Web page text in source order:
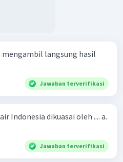
mengambil langsung hasil
Jawaban terverifikasi
Indonesia dikuasai oleh .... a.
Jawaban terverifikasi